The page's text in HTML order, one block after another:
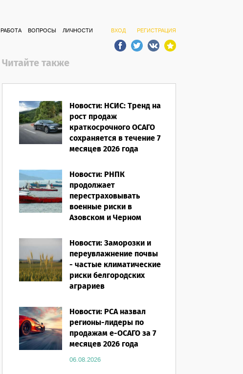
ВХОД РЕГИСТРАЦИЯ
РАБОТА ВОПРОСЫ ЛИЧНОСТИ
Читайте также
Новости: НСИС: Тренд на
рост продаж
краткосрочного ОСАГО
сохраняется в течение 7
месяцев 2026 года
Новости: РНПК
продолжает
перестраховывать
военные риски в
Азовском и Черном
06.08.2026
Новости: Заморозки и
переувлажнение почвы
- частые климатические
риски белгородских
аграриев
Новости: РСА назвал
регионы-лидеры по
продажам е-ОСАГО за 7
месяцев 2026 года
06.08.2026